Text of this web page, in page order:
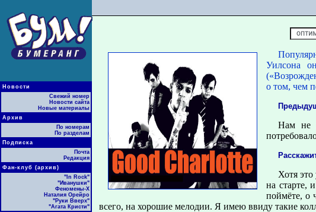
Новости
Свежий номер
Новости сайта
Новые материалы
Архив
По номерам
По разделам
Подписка
Почта
Редакция
Фан-клуб (архив)
"In Rock"
"Иванушки"
Феномены-Х
Наталия Орейро
"Руки Вверх"
"Агата Кристи"
Уилсона
о том, чем
Нам не
Хотя
на старте,
поймёте, о
всего, на хорошие мелодии. Я имею ввиду такие